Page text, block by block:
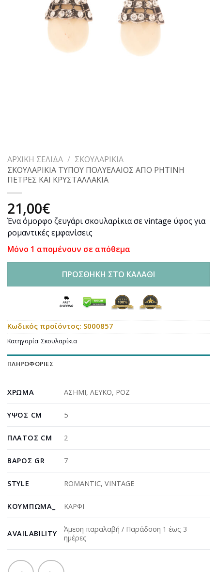
ΑΡΧΙΚΉ ΣΕΛΊΔΑ / ΣΚΟΥΛΑΡΊΚΙΑ
ΣΚΟΥΛΑΡΙΚΙΑ ΤΥΠΟΥ ΠΟΛΥΕΛΑΙΟΣ ΑΠΟ ΡΗΤΙΝΗ
ΠΕΤΡΕΣ ΚΑΙ ΚΡΥΣΤΑΛΛΑΚΙΑ
21,00€
Ένα όμορφο ζευγάρι σκουλαρίκια σε vintage ύφος για
ρομαντικές εμφανίσεις
Μόνο 1 απομένουν σε απόθεμα
ΠΡΟΣΘΉΚΗ ΣΤΟ ΚΑΛΆΘΙ
Κωδικός προϊόντος: S000857
Κατηγορία: Σκουλαρίκια
ΠΛΗΡΟΦΟΡΊΕΣ
ΧΡΏΜΑ ΑΣΗΜΙ,ΛΕΥΚΟ, ΡΟΖ
ΎΨΟΣ CM 5
ΠΛΆΤΟΣ CM 2
ΒΆΡΟΣ GR 7
STYLE ROMANTIC,VINTAGE
ΚΟΎΜΠΩΜΑ_ ΚΑΡΦΙ
AVAILABILITY
Άμεση παραλαβή / Παράδοση 1 έως 3
ημέρες